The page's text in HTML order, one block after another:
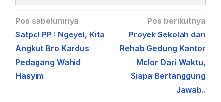
Navigasi
pos
Pos sebelumnya
Satpol PP : Ngeyel, Kita
Angkut Bro Kardus
Pedagang Wahid
Hasyim
Pos berikutnya
Proyek Sekolah dan
Rehab Gedung Kantor
Molor Dari Waktu,
Siapa Bertanggung
Jawab..